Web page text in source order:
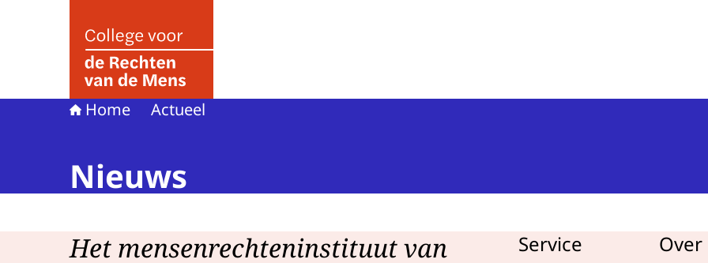
Home Actueel
Nieuws
Het mensenrechteninstituut van
Service